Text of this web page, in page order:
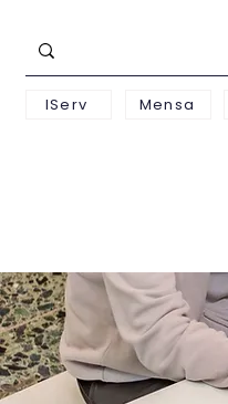
IServ Mensa